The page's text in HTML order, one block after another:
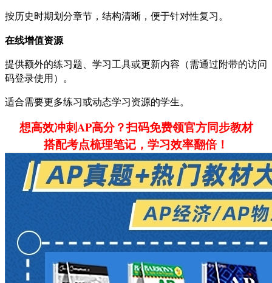
按历史时期划分章节，结构清晰，便于针对性复习。
在线增值资源
提供额外的练习题、学习工具或更新内容（需通过附带的访问
码登录使用）。
适合需要更多练习或动态学习资源的学生。
想高效冲刺AP高分？扫码免费领官方同步教材
搭配考点梳理笔记，学习效率翻倍！